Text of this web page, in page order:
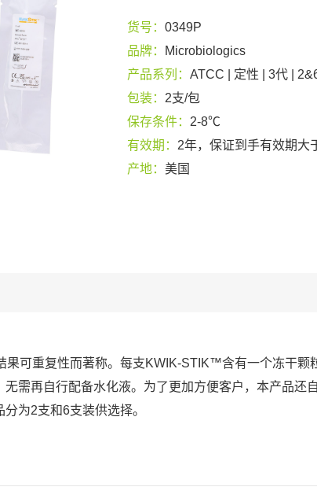
货号： 0349P
品牌：
Microbiologics
产品系列： ATCC | 定性 | 3代 |
包装： 2支/包
保存条件： 2-8℃
有效期： 2年，保证到手有效期大
产地： 美国
可重复性而著称。每支KWIK-STIK™含有一个冻干颗
需再自行配备水化液。为了更加方便客户，本产品还
为2支和6支装供选择。